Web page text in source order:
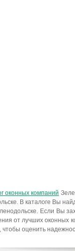
оконных компаний
В каталоге Вы
Если Вы
от лучших оконных
оценить